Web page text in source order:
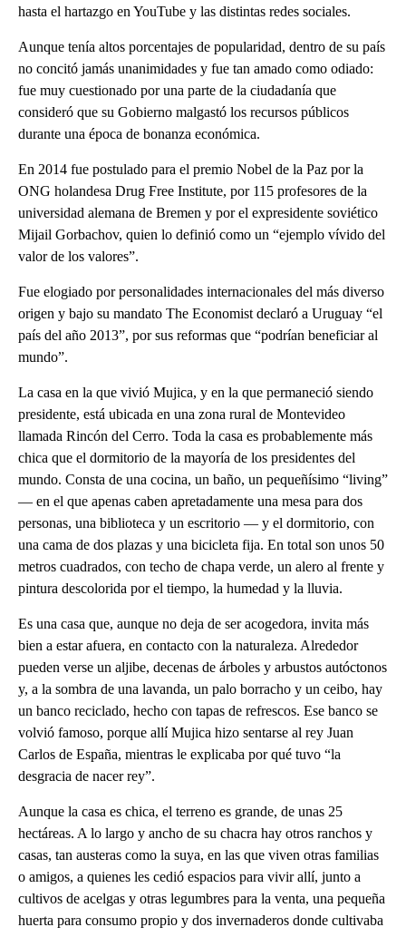
hasta el hartazgo en YouTube y las distintas redes sociales.
Aunque tenía altos porcentajes de popularidad, dentro de su país
no concitó jamás unanimidades y fue tan amado como odiado:
fue muy cuestionado por una parte de la ciudadanía que
consideró que su Gobierno malgastó los recursos públicos
durante una época de bonanza económica.
En 2014 fue postulado para el premio Nobel de la Paz por la
ONG holandesa Drug Free Institute, por 115 profesores de la
universidad alemana de Bremen y por el expresidente soviético
Mijail Gorbachov, quien lo definió como un “ejemplo vívido del
valor de los valores”.
Fue elogiado por personalidades internacionales del más diverso
origen y bajo su mandato The Economist declaró a Uruguay “el
país del año 2013”, por sus reformas que “podrían beneficiar al
mundo”.
La casa en la que vivió Mujica, y en la que permaneció siendo
presidente, está ubicada en una zona rural de Montevideo
llamada Rincón del Cerro. Toda la casa es probablemente más
chica que el dormitorio de la mayoría de los presidentes del
mundo. Consta de una cocina, un baño, un pequeñísimo “living”
— en el que apenas caben apretadamente una mesa para dos
personas, una biblioteca y un escritorio — y el dormitorio, con
una cama de dos plazas y una bicicleta fija. En total son unos 50
metros cuadrados, con techo de chapa verde, un alero al frente y
pintura descolorida por el tiempo, la humedad y la lluvia.
Es una casa que, aunque no deja de ser acogedora, invita más
bien a estar afuera, en contacto con la naturaleza. Alrededor
pueden verse un aljibe, decenas de árboles y arbustos autóctonos
y, a la sombra de una lavanda, un palo borracho y un ceibo, hay
un banco reciclado, hecho con tapas de refrescos. Ese banco se
volvió famoso, porque allí Mujica hizo sentarse al rey Juan
Carlos de España, mientras le explicaba por qué tuvo “la
desgracia de nacer rey”.
Aunque la casa es chica, el terreno es grande, de unas 25
hectáreas. A lo largo y ancho de su chacra hay otros ranchos y
casas, tan austeras como la suya, en las que viven otras familias
o amigos, a quienes les cedió espacios para vivir allí, junto a
cultivos de acelgas y otras legumbres para la venta, una pequeña
huerta para consumo propio y dos invernaderos donde cultivaba